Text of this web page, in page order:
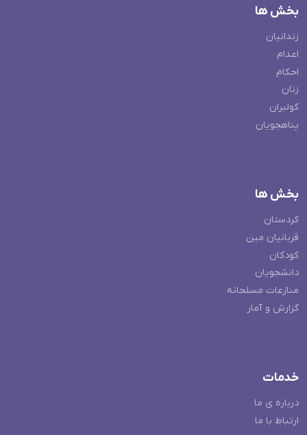
بخش ها
زندانیان
اعدام
احکام
زنان
کولبران
پناهجویان
بخش ها
کردستان
قربانیان مین
کودکان
دانشجویان
منازعات مسلحانه
گزارش و آمار
خدمات
درباره ی ما
ارتباط با ما